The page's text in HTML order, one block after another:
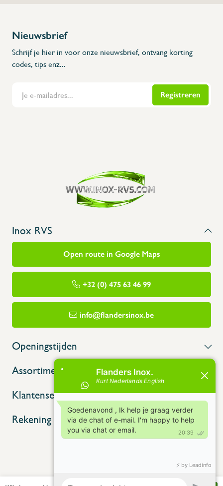
Nieuwsbrief
Schrijf je hier in voor onze nieuwsbrief, ontvang korting
codes, tips enz...
Registreren
Inox RVS
Open route in Google Maps
+32 (0) 475 63 46 99
info@flandersinox.be
Openingstijden
Assortiment
Klantenservice
Rekening